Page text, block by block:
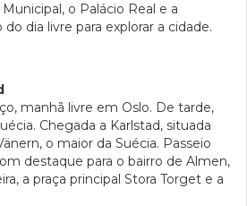
o Palácio Real e a
dia livre para explorar a cidade.
manhã livre em Oslo. De tarde,
Chegada a Karlstad, situada
o maior da Suécia. Passeio
destaque para o bairro de Almen,
a praça principal Stora Torget e a